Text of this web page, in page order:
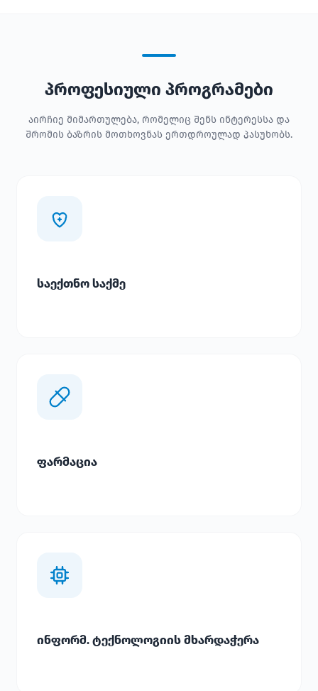
პროფესიული პროგრამები
აირჩიე მიმართულება, რომელიც შენს ინტერესსა და
შრომის ბაზრის მოთხოვნას ერთდროულად პასუხობს.
საექთნო საქმე
ფარმაცია
ინფორმ. ტექნოლოგიის მხარდაჭერა